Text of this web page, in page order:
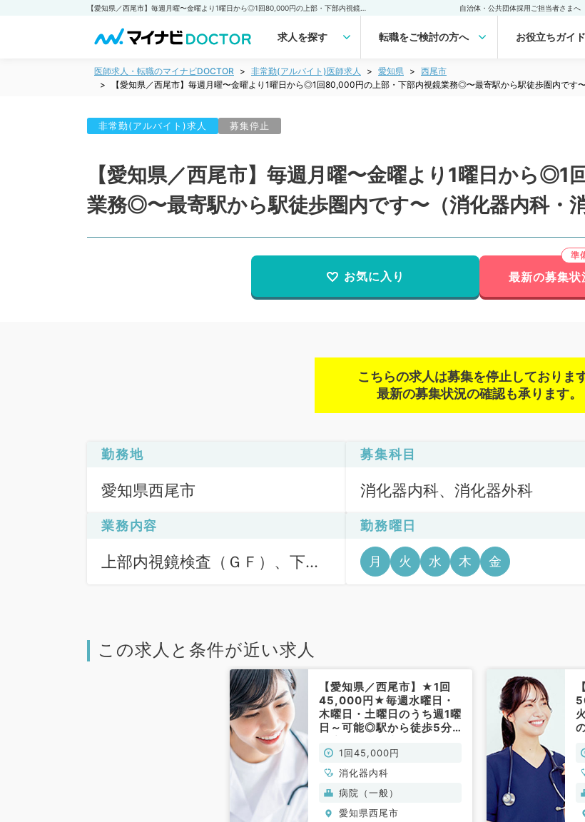
自治体・公共団体採用ご担当者さまへ
求人を探す 転職をご検討の方へ お役立ちガイド
医師求人・転職のマイナビDOCTOR 非常勤(アルバイト)医師求人 愛知県
西尾市
【愛知県／西尾市】毎週月曜〜金曜より1曜日から◎1回80,000円の上部・下部内視鏡業務◎〜最寄駅から駅徒歩圏内です
非常勤(アルバイト)求人 募集停止
【愛知県／西尾市】毎週月曜〜金曜より1曜日から
業務◎〜最寄駅から駅徒歩圏内です〜（消化器内科・
お気に入り 最新の募集状
こちらの求人は募集を停止しております
最新の募集状況の確認も承ります。
勤務地
愛知県西尾市
募集科目
消化器内科、消化器外科
業務内容
上部内視鏡検査（ＧＦ）、下部
勤務曜日
月 火 水 木 金
この求人と条件が近い求人
【愛知県／西尾市】★1回
45,000円★毎週水曜日・
木曜日・土曜日のうち週1曜
日～可能◎駅から徒歩5分
理、上部下部内視鏡などの
お仕事です（消化器内科／
非常勤）
1回45,000円
消化器内科
病院（一般）
愛知県西尾市